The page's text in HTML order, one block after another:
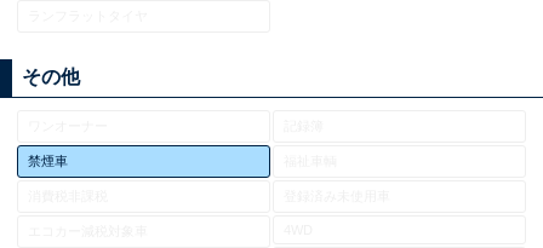
その他
禁煙車